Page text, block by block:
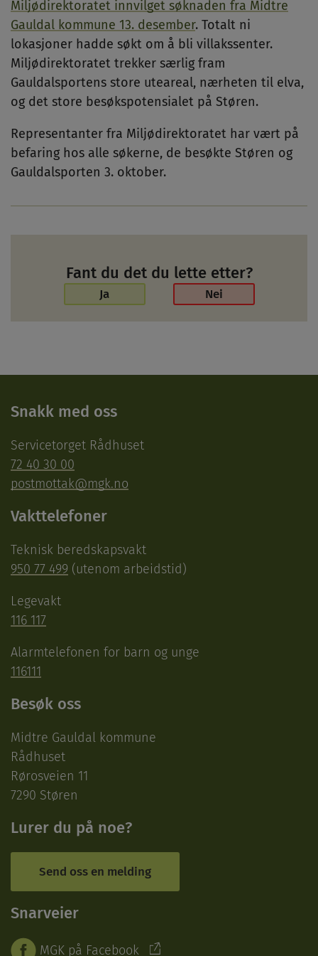
Miljødirektoratet innvilget søknaden fra Midtre
Gauldal kommune 13. desember. Totalt ni
lokasjoner hadde søkt om å bli villakssenter.
Miljødirektoratet trekker særlig fram
Gauldalsportens store uteareal, nærheten til elva,
og det store besøkspotensialet på Støren.
Representanter fra Miljødirektoratet har vært på
befaring hos alle søkerne, de besøkte Støren og
Gauldalsporten 3. oktober.
Fant du det du lette etter?
Ja Nei
Snakk med oss
Servicetorget Rådhuset
72 40 30 00
postmottak@mgk.no
Vakttelefoner
Teknisk beredskapsvakt
950 77 499 (utenom arbeidstid)
Legevakt
116 117
Alarmtelefonen for barn og unge
116111
Besøk oss
Midtre Gauldal kommune
Rådhuset
Rørosveien 11
7290 Støren
Lurer du på noe?
Send oss en melding
Snarveier
MGK på Facebook